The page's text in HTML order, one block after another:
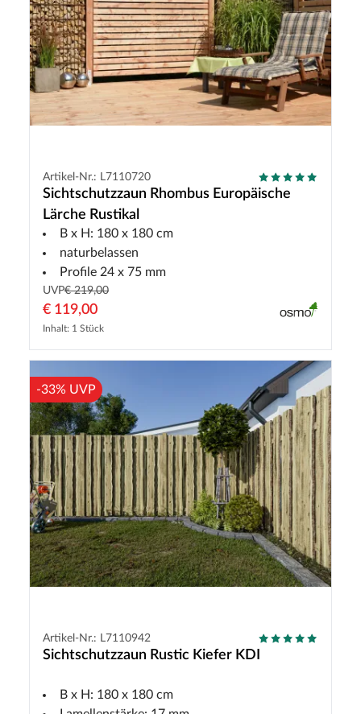
Artikel-Nr.: L7110720
Sichtschutzzaun Rhombus Europäische
Lärche Rustikal
B x H: 180 x 180 cm
naturbelassen
Profile 24 x 75 mm
UVP€ 219,00
€ 119,00
Inhalt: 1 Stück
-33% UVP
Artikel-Nr.: L7110942
Sichtschutzzaun Rustic Kiefer KDI
B x H: 180 x 180 cm